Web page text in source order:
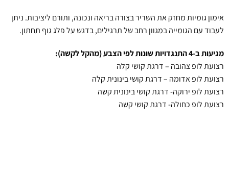
אימון גומיות מחזק את השריר בצורה בריאה ונכונה, ותורם ליציבות. ניתן
לעבוד עם הגומייה במגוון רחב של תרגילים, בדגש על פלג גוף תחתון.
מגיעות ב-4 התנגדויות שונות לפי הצבע (מהקל לקשה):
רצועת לופ צהובה – דרגת קושי קלה
רצועת לופ אדומה – דרגת קושי בינונית קלה
רצועת לופ ירוקה- דרגת קושי בינונית קשה
רצועת לופ כחולה- דרגת קושי קשה